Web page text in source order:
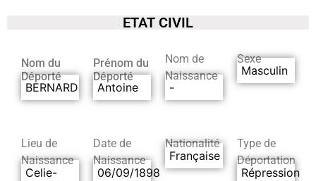
ETAT CIVIL
Nom du
Déporté
BERNARD
Prénom du
Déporté
Antoine
Nom de
Naissance
-
Sexe
Masculin
Lieu de
Naissance
Celie-
Date de
Naissance
06/09/1898
Nationalité
Française
Type de
Déportation
Répression